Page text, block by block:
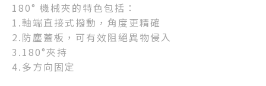
180° 機械夾的特色包括：
1.軸端直接式撥動，角度更精確
2.防塵蓋板，可有效阻絕異物侵入
3.180°夾持
4.多方向固定